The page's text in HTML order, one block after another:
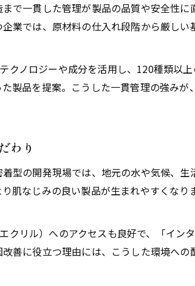
で一貫した管理が製品の品質や安全性
業では、原材料の仕入れ段階から厳し
クノロジーや成分を活用し、120種類以
製品を提案。こうした一貫管理の強み
わり
型の開発現場では、地元の水や気候、
肌なじみの良い製品が生まれやすくな
クリル）へのアクセスも良好で、「イ
善に役立つ理由には、こうした環境への